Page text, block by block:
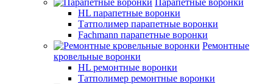
Парапетные воронки
HL парапетные воронки
Татполимер парапетные воронки
Fachmann парапетные воронки
Ремонтные
кровельные воронки
HL ремонтные воронки
Татполимер ремонтные воронки